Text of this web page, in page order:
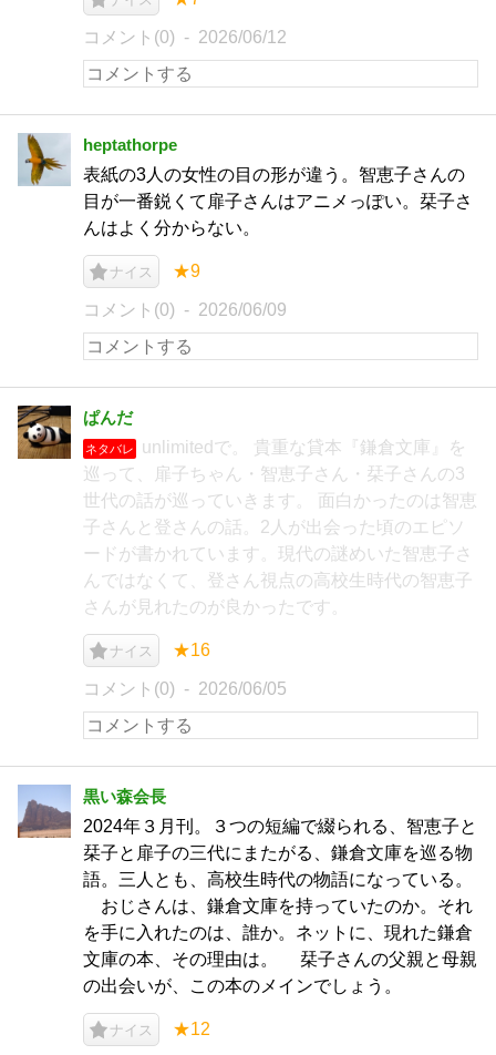
コメント(0) 2026/06/12
heptathorpe
表紙の3人の女性の目の形が違う。智恵子さんの
目が一番鋭くて扉子さんはアニメっぽい。栞子さ
んはよく分からない。
ナイス ★9
コメント(0) 2026/06/09
ぱんだ
ネタバレ
unlimitedで。 貴重な貸本『鎌倉文庫』を
巡って、扉子ちゃん・智恵子さん・栞子さんの3
世代の話が巡っていきます。 面白かったのは智恵
子さんと登さんの話。2人が出会った頃のエピソ
ードが書かれています。現代の謎めいた智恵子さ
んではなくて、登さん視点の高校生時代の智恵子
さんが見れたのが良かったです。
ナイス ★16
コメント(0) 2026/06/05
黒い森会長
2024年３月刊。３つの短編で綴られる、智恵子と
栞子と扉子の三代にまたがる、鎌倉文庫を巡る物
語。三人とも、高校生時代の物語になっている。
おじさんは、鎌倉文庫を持っていたのか。それ
を手に入れたのは、誰か。ネットに、現れた鎌倉
文庫の本、その理由は。 栞子さんの父親と母親
の出会いが、この本のメインでしょう。
ナイス ★12